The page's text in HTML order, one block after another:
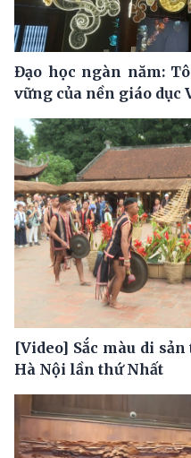
Đạo học ngàn năm:
vững của nền giáo dục
[Video] Sắc màu di
Hà Nội lần thứ Nhất